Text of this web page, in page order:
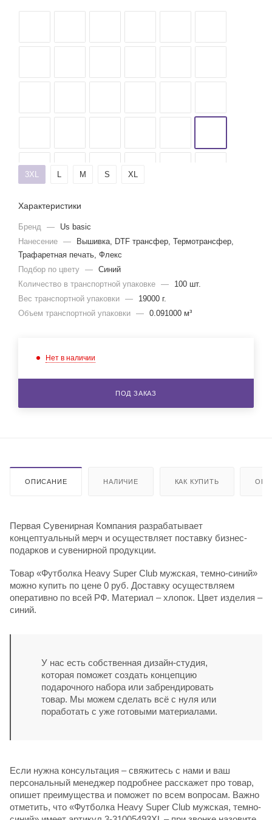
3XL L M S XL
Характеристики
Бренд —
Us basic
Нанесение —
Вышивка, DTF трансфер, Термотрансфер,
Трафаретная печать, Флекс
Подбор по цвету — Синий
Количество в транспортной упаковке —
100 шт.
Вес транспортной упаковки —
19000 г.
Объем транспортной упаковки — 0.091000 м³
Нет в наличии
ПОД ЗАКАЗ
ОПИСАНИЕ НАЛИЧИЕ КАК КУПИТЬ
Первая Сувенирная Компания разрабатывает
концептуальный мерч и осуществляет поставку бизнес-
подарков и сувенирной продукции.
Товар «Футболка Heavy Super Club мужская, темно-синий»
можно купить по цене 0 руб. Доставку осуществляем
оперативно по всей РФ. Материал – хлопок. Цвет изделия –
синий.
У нас есть собственная дизайн-студия,
которая поможет создать концепцию
подарочного набора или забрендировать
товар. Мы можем сделать всё с нуля или
поработать с уже готовыми материалами.
Если нужна консультация – свяжитесь с нами и ваш
персональный менеджер подробнее расскажет про товар,
опишет преимущества и поможет по всем вопросам. Важно
отметить, что «Футболка Heavy Super Club мужская, темно-